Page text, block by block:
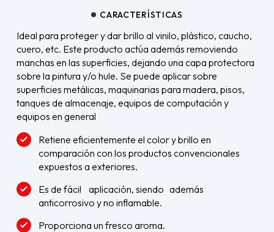
CARACTERÍSTICAS
Ideal para proteger y dar brillo al vinilo, plástico, caucho,
cuero, etc. Este producto actúa además removiendo
manchas en las superficies, dejando una capa protectora
sobre la pintura y/o hule. Se puede aplicar sobre
superficies metálicas, maquinarias para madera, pisos,
tanques de almacenaje, equipos de computación y
equipos en general
Retiene eficientemente el color y brillo en
comparación con los productos convencionales
expuestos a exteriores.
Es de fácil aplicación, siendo además
anticorrosivo y no inflamable.
Proporciona un fresco aroma.